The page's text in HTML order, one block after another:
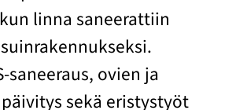
linna saneerattiin
saneeraus, ovien ja
sekä eristystyöt